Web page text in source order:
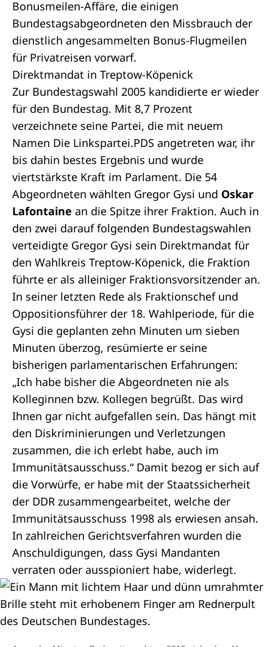
Bonusmeilen-Affäre, die einigen
Bundestagsabgeordneten den Missbrauch der
dienstlich angesammelten Bonus-Flugmeilen
für Privatreisen vorwarf.
Direktmandat in Treptow-Köpenick
Zur Bundestagswahl 2005 kandidierte er wieder
für den Bundestag. Mit 8,7 Prozent
verzeichnete seine Partei, die mit neuem
Namen Die Linkspartei.PDS angetreten war, ihr
bis dahin bestes Ergebnis und wurde
viertstärkste Kraft im Parlament. Die 54
Abgeordneten wählten Gregor Gysi und Oskar
Lafontaine an die Spitze ihrer Fraktion. Auch in
den zwei darauf folgenden Bundestagswahlen
verteidigte Gregor Gysi sein Direktmandat für
den Wahlkreis Treptow-Köpenick, die Fraktion
führte er als alleiniger Fraktionsvorsitzender an.
In seiner letzten Rede als Fraktionschef und
Oppositionsführer der 18. Wahlperiode, für die
Gysi die geplanten zehn Minuten um sieben
Minuten überzog, resümierte er seine
bisherigen parlamentarischen Erfahrungen:
„Ich habe bisher die Abgeordneten nie als
Kolleginnen bzw. Kollegen begrüßt. Das wird
Ihnen gar nicht aufgefallen sein. Das hängt mit
den Diskriminierungen und Verletzungen
zusammen, die ich erlebt habe, auch im
Immunitätsausschuss.“ Damit bezog er sich auf
die Vorwürfe, er habe mit der Staatssicherheit
der DDR zusammengearbeitet, welche der
Immunitätsausschuss 1998 als erwiesen ansah.
In zahlreichen Gerichtsverfahren wurden die
Anschuldigungen, dass Gysi Mandanten
verraten oder ausspioniert habe, widerlegt.